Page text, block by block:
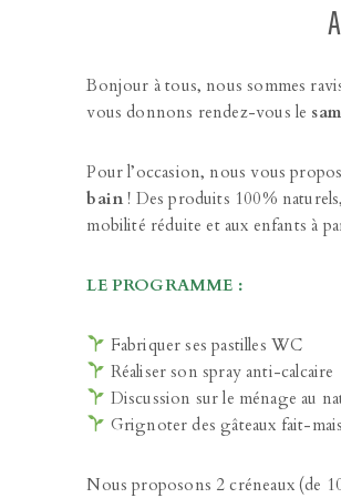
Bonjour à tous, nous sommes
vous donnons rendez-vous le
Pour l’occasion, nous vous
bain ! Des produits 100%
mobilité réduite et aux enfants à
LE PROGRAMME :
Fabriquer ses pastilles WC
Réaliser son spray anti-calcaire
Discussion sur le ménage au
Grignoter des gâteaux fait-
Nous proposons 2 créneaux (de